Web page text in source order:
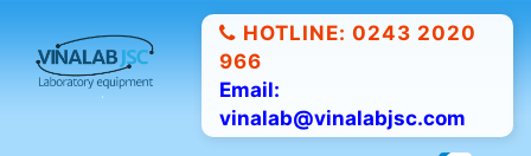
HOTLINE: 0243 2020
966
Email:
vinalab@vinalabjsc.com